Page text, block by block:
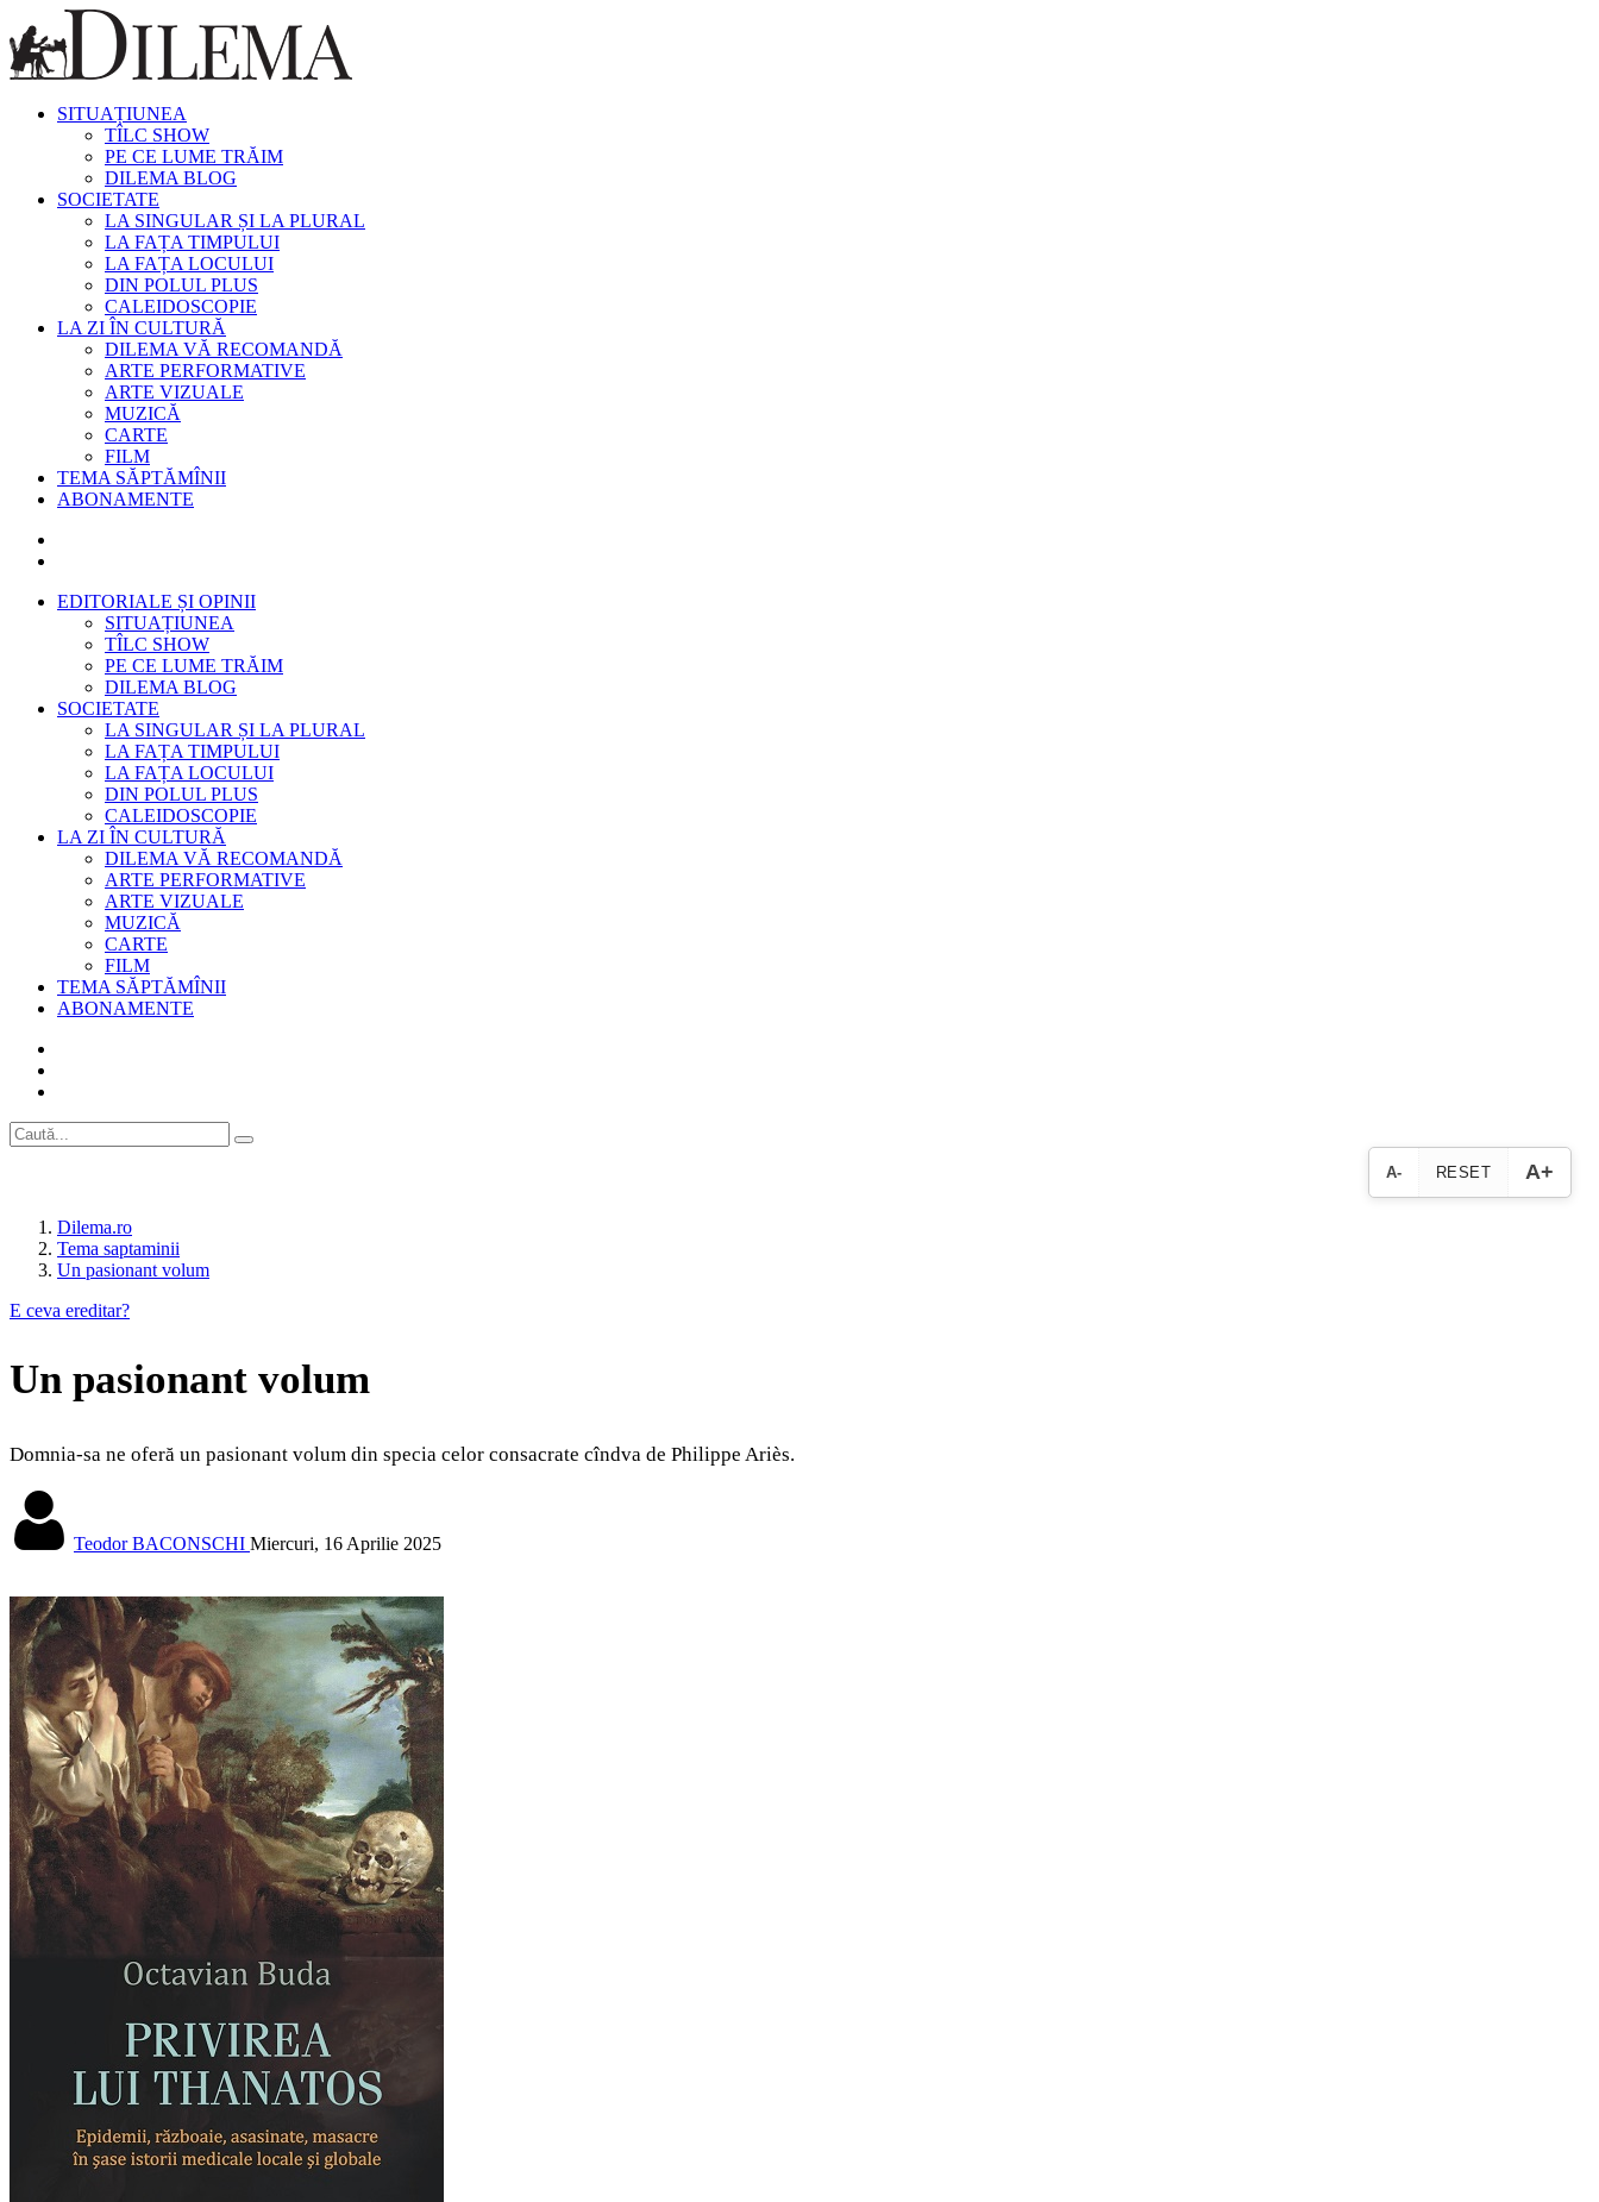
SITUAȚIUNEA
TÎLC SHOW
PE CE LUME TRĂIM
DILEMA BLOG
SOCIETATE
LA SINGULAR ȘI LA PLURAL
LA FAȚA TIMPULUI
LA FAȚA LOCULUI
DIN POLUL PLUS
CALEIDOSCOPIE
LA ZI ÎN CULTURĂ
DILEMA VĂ RECOMANDĂ
ARTE PERFORMATIVE
ARTE VIZUALE
MUZICĂ
CARTE
FILM
TEMA SĂPTĂMÎNII
ABONAMENTE
EDITORIALE ȘI OPINII
SITUAȚIUNEA
TÎLC SHOW
PE CE LUME TRĂIM
DILEMA BLOG
SOCIETATE
LA SINGULAR ȘI LA PLURAL
LA FAȚA TIMPULUI
LA FAȚA LOCULUI
DIN POLUL PLUS
CALEIDOSCOPIE
LA ZI ÎN CULTURĂ
DILEMA VĂ RECOMANDĂ
ARTE PERFORMATIVE
ARTE VIZUALE
MUZICĂ
CARTE
FILM
TEMA SĂPTĂMÎNII
ABONAMENTE
A- RESET A+
Dilema.ro
Tema saptaminii
Un pasionant volum
E ceva ereditar?
Un pasionant volum
Domnia-sa ne oferă un pasionant volum din specia celor consacrate cîndva de Philippe Ariès.
Teodor BACONSCHI Miercuri, 16 Aprilie 2025